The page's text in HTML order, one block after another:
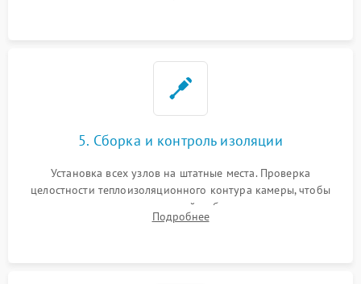
5. Сборка и контроль изоляции
Установка всех узлов на штатные места. Проверка
целостности теплоизоляционного контура камеры, чтобы
исключить перегрев кухонной мебели и потерю тепла.
Надежная фиксация клемм и сборка корпуса шкафа.
Подробнее